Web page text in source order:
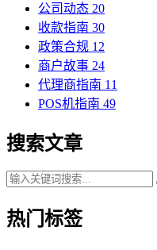
公司动态 20
收款指南 30
政策合规 12
商户故事 24
代理商指南 11
POS机指南 49
搜索文章
热门标签